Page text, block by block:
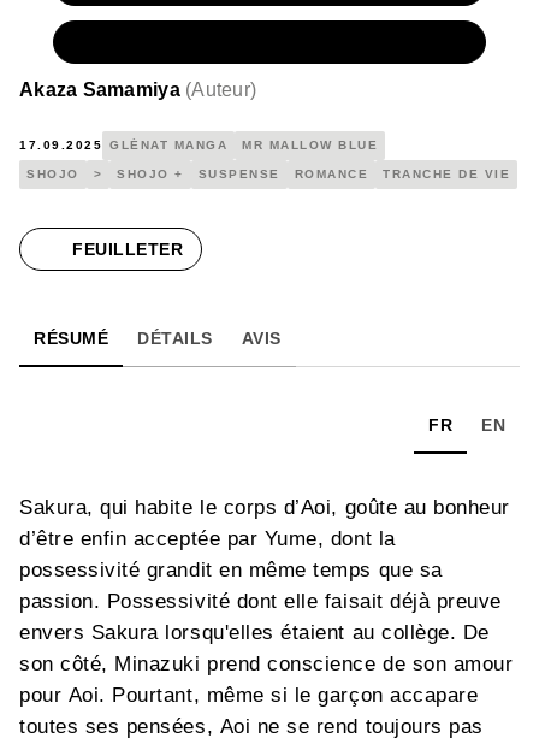
Akaza Samamiya (Auteur)
17.09.2025 GLÉNAT MANGA MR MALLOW BLUE
SHOJO > SHOJO + SUSPENSE ROMANCE TRANCHE DE VIE
FEUILLETER
RÉSUMÉ DÉTAILS AVIS
FR EN
Sakura, qui habite le corps d’Aoi, goûte au bonheur
d’être enfin acceptée par Yume, dont la
possessivité grandit en même temps que sa
passion. Possessivité dont elle faisait déjà preuve
envers Sakura lorsqu'elles étaient au collège. De
son côté, Minazuki prend conscience de son amour
pour Aoi. Pourtant, même si le garçon accapare
toutes ses pensées, Aoi ne se rend toujours pas